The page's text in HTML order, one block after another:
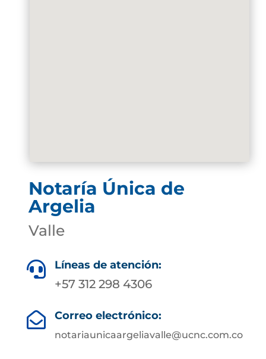
Notaría Única de
Argelia
Valle
 Líneas de atención:
+57 312 298 4306
 Correo electrónico:
notariaunicaargeliavalle@ucnc.com.co